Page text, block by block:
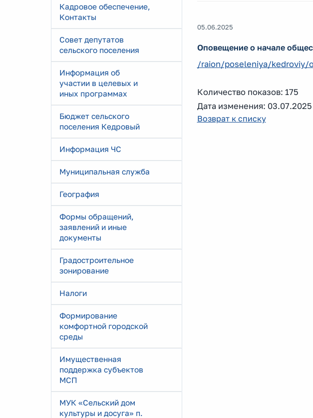
Кадровое обеспечение,
Контакты
Совет депутатов
сельского поселения
Информация об
участии в целевых и
иных программах
Бюджет сельского
поселения Кедровый
Информация ЧС
Муниципальная служба
География
Формы обращений,
заявлений и иные
документы
Градостроительное
зонирование
Налоги
Формирование
комфортной городской
среды
Имущественная
поддержка субъектов
МСП
МУК «Сельский дом
культуры и досуга» п.
05.06.2025
Оповещение о начале
/raion/poseleniya/kedroviy/
Количество показов: 175
Дата изменения:
Возврат к списку